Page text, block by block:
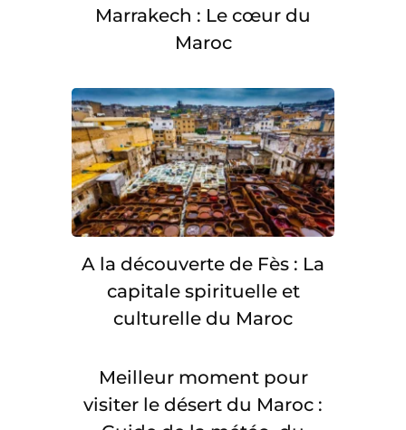
Marrakech : Le cœur du
Maroc
A la découverte de Fès : La
capitale spirituelle et
culturelle du Maroc
Meilleur moment pour
visiter le désert du Maroc :